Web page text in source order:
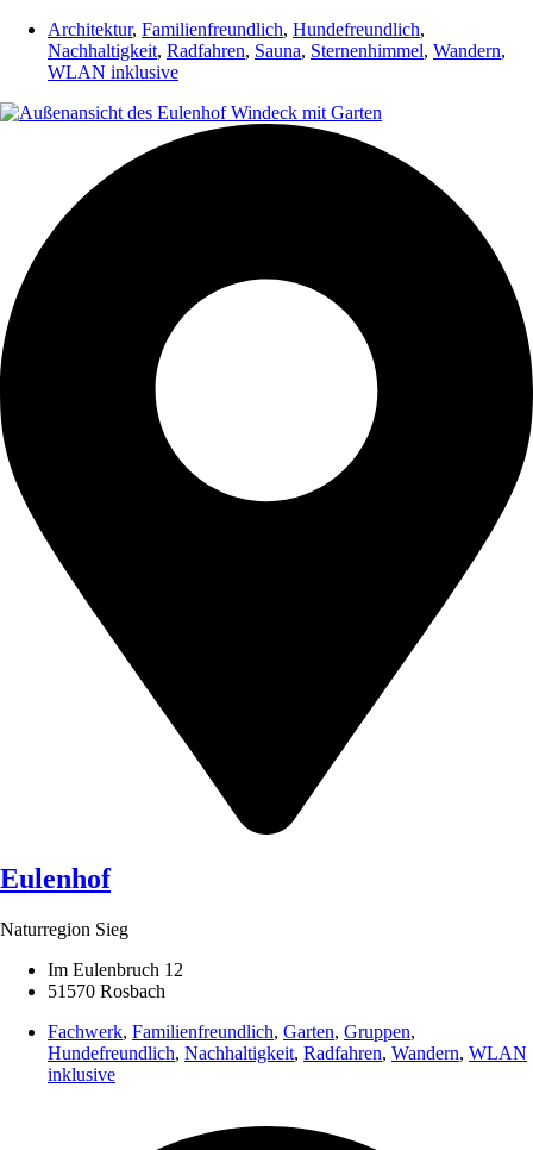
Architektur, Familienfreundlich, Hundefreundlich,
Nachhaltigkeit, Radfahren, Sauna, Sternenhimmel, Wandern,
WLAN inklusive
Eulenhof
Naturregion Sieg
Im Eulenbruch 12
51570 Rosbach
Fachwerk, Familienfreundlich, Garten, Gruppen,
Hundefreundlich, Nachhaltigkeit, Radfahren, Wandern, WLAN
inklusive